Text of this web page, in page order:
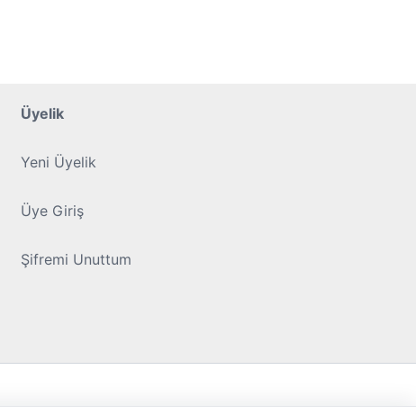
seçilebilir
Üyelik
Yeni Üyelik
Üye Giriş
Şifremi Unuttum